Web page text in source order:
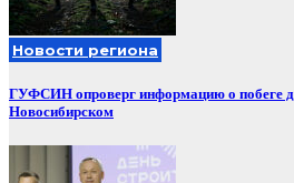
Новости региона
ГУФСИН опроверг информацию о побеге
Новосибирском